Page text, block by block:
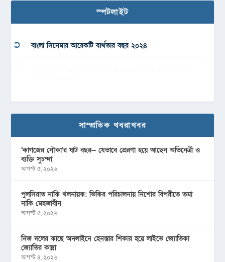
স্পটলাইট
বাংলা সিনেমার আরেকটি ব্যর্থতার বছর ২০২৪
সাম্প্রতিক খবরাখবর
‘কাগজের নৌকা’র ষাট বছর— যেভাবে প্রেরণা হয়ে আছেন অভিনেত্রী ও
ব্যক্তি সুচন্দা
আগস্ট ৫, ২০২৬
পুলসিরাত নাকি খলনায়ক: ভিকির পরিচালনায় নিশোর বিপরীতে তমা
নাকি মেহজাবীন
আগস্ট ৫, ২০২৬
নিজ দলের কাছে অনলাইনে হেনস্তার শিকার হয়ে লাইভে জ্যোতিকা
জ্যোতির কান্না
আগস্ট ৪, ২০২৬